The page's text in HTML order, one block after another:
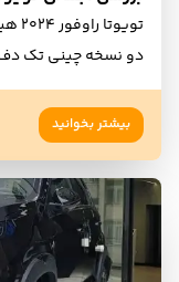
دو نسخه چینی تک دف
بیشتر بخوانید